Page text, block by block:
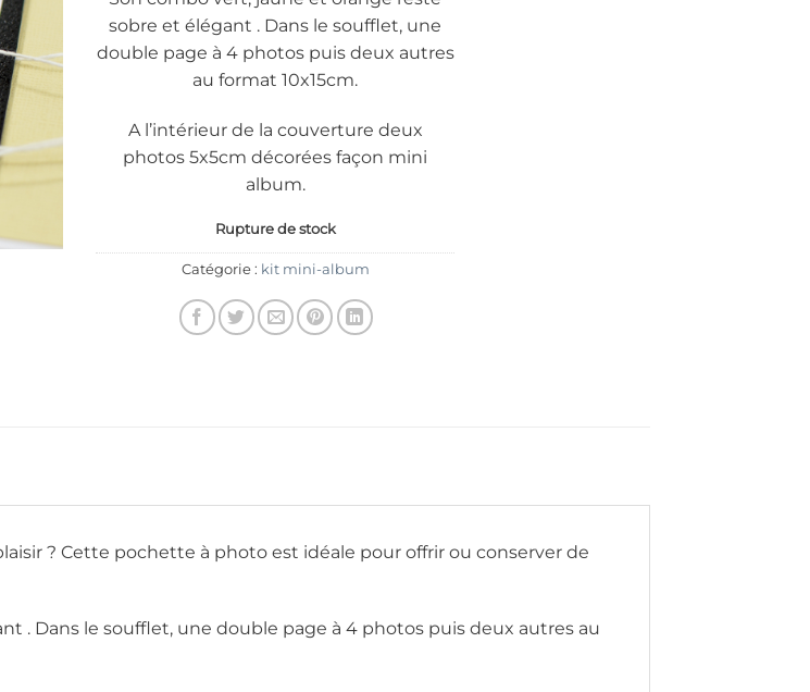
sobre et élégant . Dans le soufflet, une
double page à 4 photos puis deux autres
au format 10x15cm.
A l’intérieur de la couverture deux
photos 5x5cm décorées façon mini
album.
Rupture de stock
Catégorie : kit mini-album
? Cette pochette à photo est idéale pour offrir ou conserver de
. Dans le soufflet, une double page à 4 photos puis deux autres au